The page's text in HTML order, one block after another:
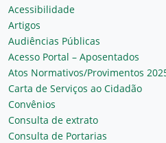
Acessibilidade
Artigos
Audiências Públicas
Acesso Portal – Aposentados
Atos Normativos/Provimentos
Carta de Serviços ao Cidadão
Convênios
Consulta de extrato
Consulta de Portarias